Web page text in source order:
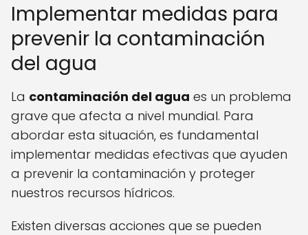
Implementar medidas para
prevenir la contaminación
del agua
La contaminación del agua es un problema
grave que afecta a nivel mundial. Para
abordar esta situación, es fundamental
implementar medidas efectivas que ayuden
a prevenir la contaminación y proteger
nuestros recursos hídricos.
Existen diversas acciones que se pueden